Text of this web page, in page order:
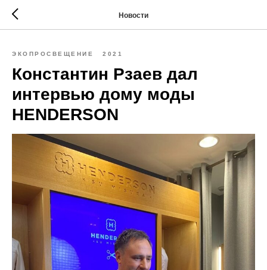
Новости
ЭКОПРОСВЕЩЕНИЕ 2021
Константин Рзаев дал
интервью дому моды
HENDERSON